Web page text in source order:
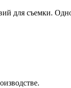
для съемки.